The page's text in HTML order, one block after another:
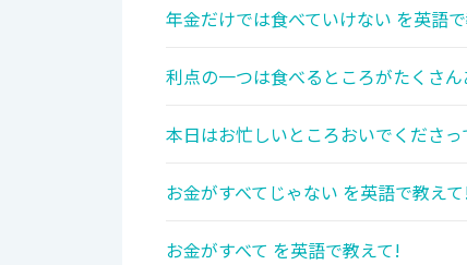
年金だけでは食べていけない を英語
利点の一つは食べるところがたくさ
本日はお忙しいところおいでくださ
お金がすべてじゃない を英語で教え
お金がすべて を英語で教えて!